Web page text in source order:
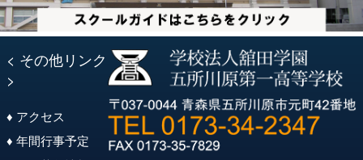
< その他リンク
>
♦ アクセス
♦ 年間行事予定